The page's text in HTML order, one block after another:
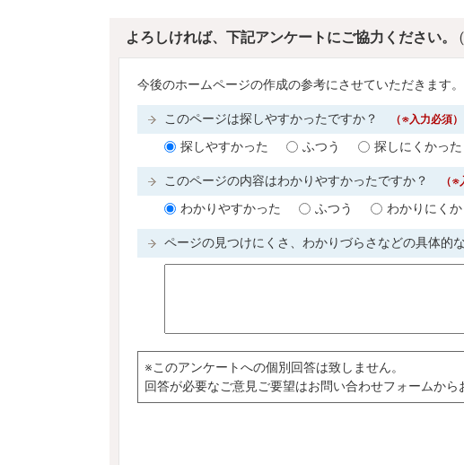
よろしければ、下記アンケートにご協力ください。
今後のホームページの作成の参考にさせていただきます。
このページは探しやすかったですか？ （※入力必須）
探しやすかった ふつう 探しにくかった
このページの内容はわかりやすかったですか？ （※
わかりやすかった ふつう わかりにくか
ページの見つけにくさ、わかりづらさなどの具体的
※このアンケートへの個別回答は致しません。
回答が必要なご意見ご要望はお問い合わせフォームから